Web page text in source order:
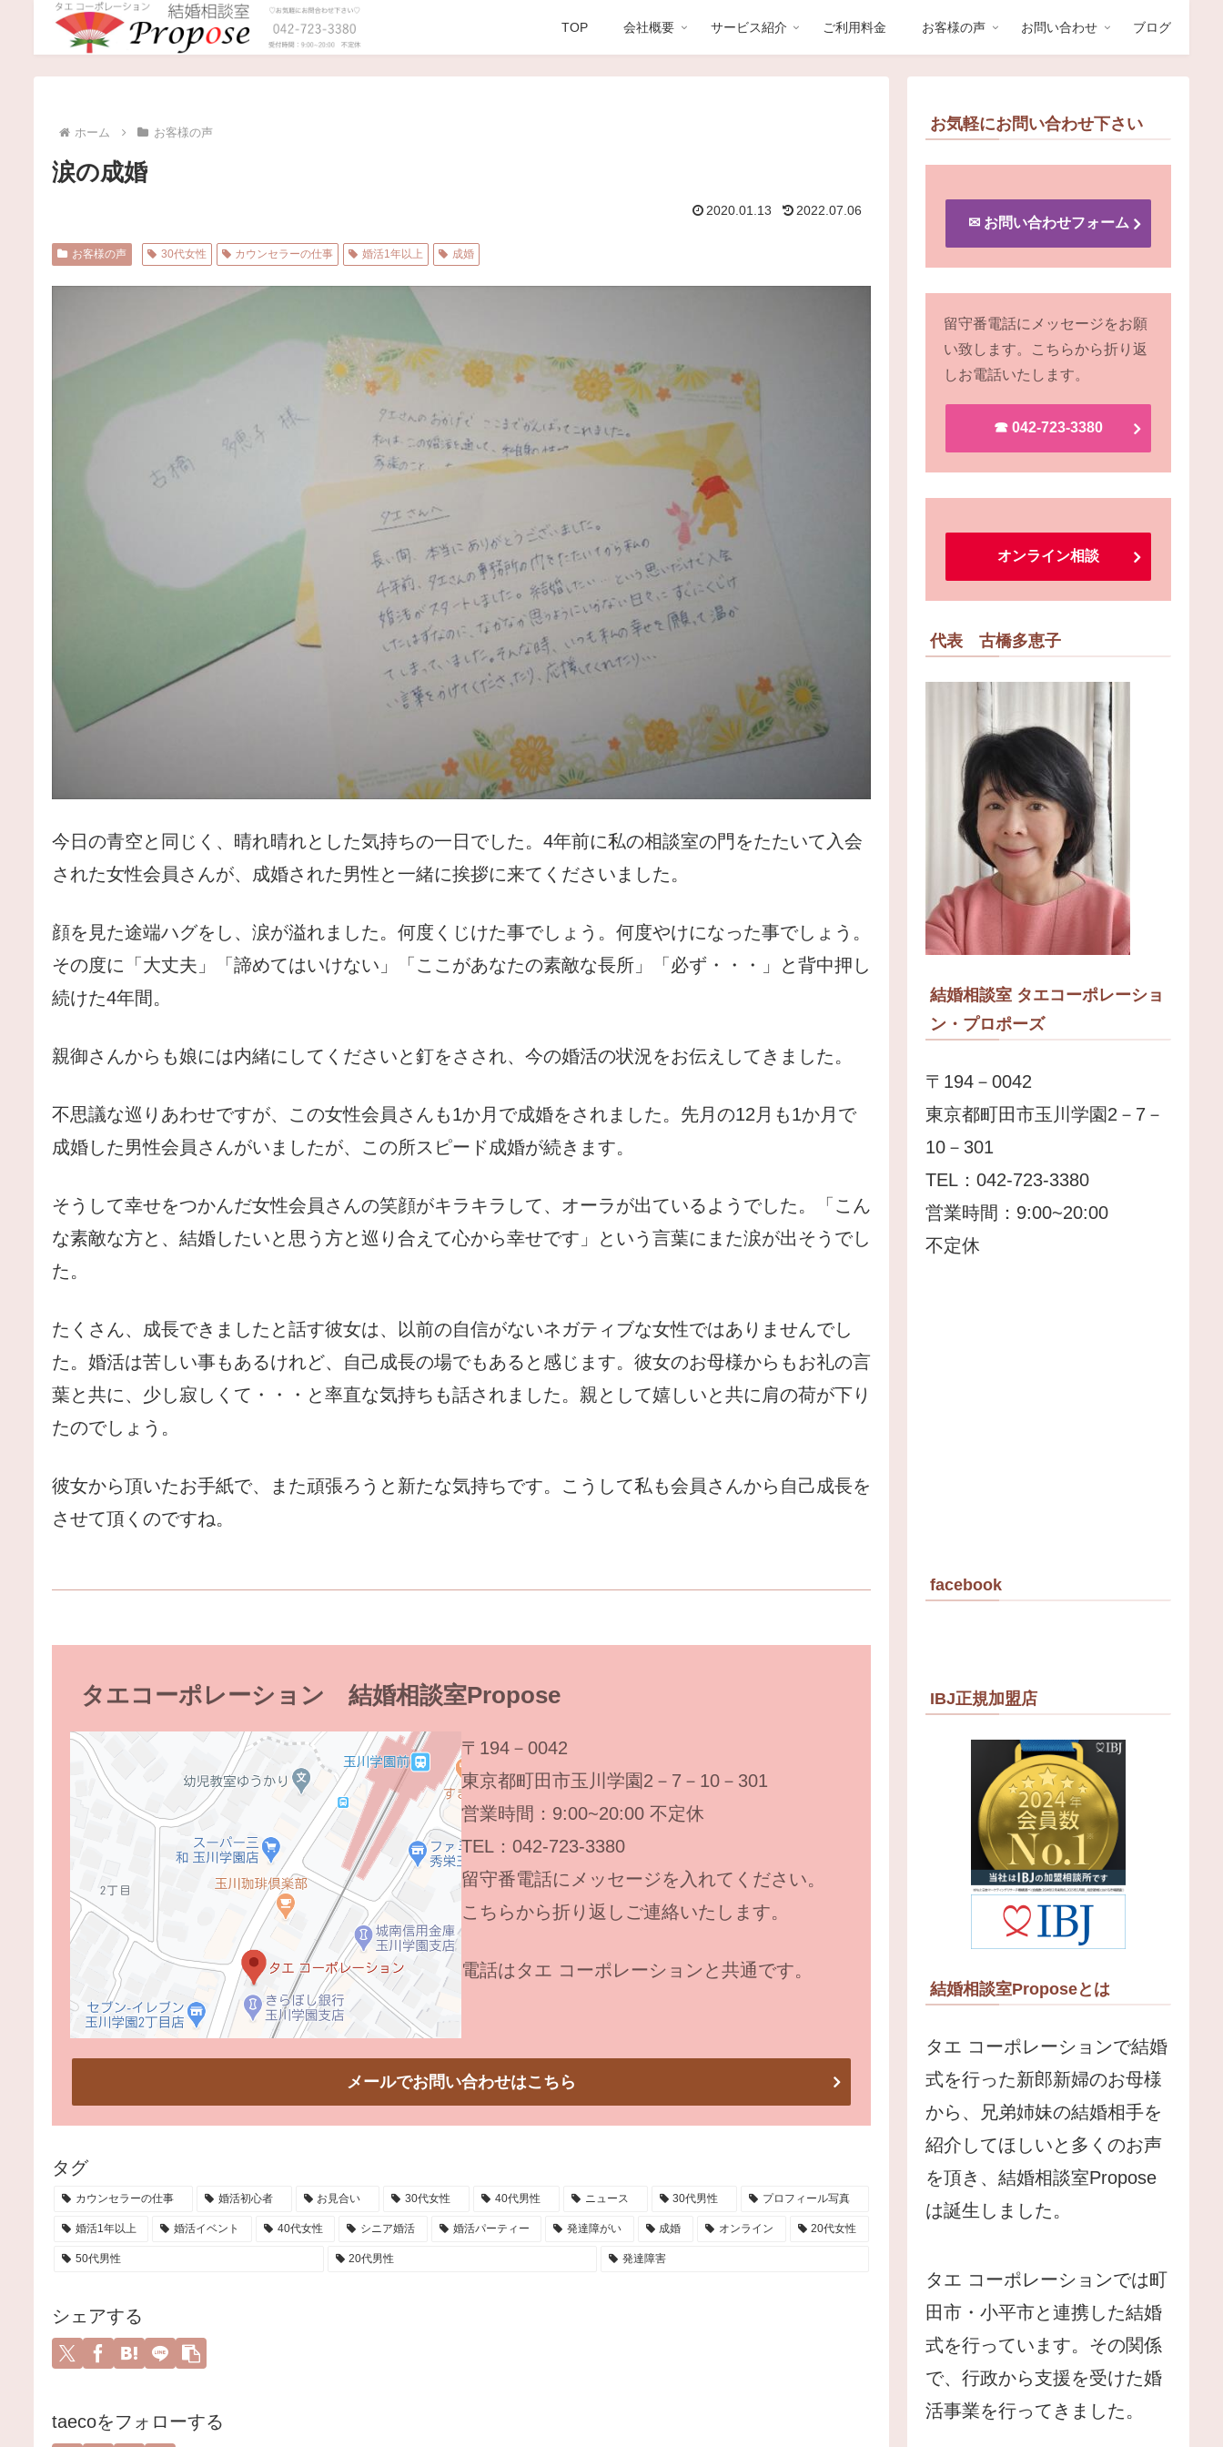
TOP 会社概要 サービス紹介 ご利用料金 お客様の声 お問い合わせ ブログ
ホーム お客様の声
涙の成婚
2020.01.13 2022.07.06
お客様の声 30代女性 カウンセラーの仕事 婚活1年以上 成婚
今日の青空と同じく、晴れ晴れとした気持ちの一日でした。4年前に私の相談室の門をたたいて入会
された女性会員さんが、成婚された男性と一緒に挨拶に来てくださいました。
顔を見た途端ハグをし、涙が溢れました。何度くじけた事でしょう。何度やけになった事でしょう。
その度に「大丈夫」「諦めてはいけない」「ここがあなたの素敵な長所」「必ず・・・」と背中押し
続けた4年間。
親御さんからも娘には内緒にしてくださいと釘をさされ、今の婚活の状況をお伝えしてきました。
不思議な巡りあわせですが、この女性会員さんも1か月で成婚をされました。先月の12月も1か月で
成婚した男性会員さんがいましたが、この所スピード成婚が続きます。
そうして幸せをつかんだ女性会員さんの笑顔がキラキラして、オーラが出ているようでした。「こん
な素敵な方と、結婚したいと思う方と巡り合えて心から幸せです」という言葉にまた涙が出そうでし
た。
たくさん、成長できましたと話す彼女は、以前の自信がないネガティブな女性ではありませんでし
た。婚活は苦しい事もあるけれど、自己成長の場でもあると感じます。彼女のお母様からもお礼の言
葉と共に、少し寂しくて・・・と率直な気持ちも話されました。親として嬉しいと共に肩の荷が下り
たのでしょう。
彼女から頂いたお手紙で、また頑張ろうと新たな気持ちです。こうして私も会員さんから自己成長を
させて頂くのですね。
タエコーポレーション 結婚相談室Propose
〒194－0042
東京都町田市玉川学園2－7－10－301
営業時間：9:00~20:00 不定休
TEL：042-723-3380
留守番電話にメッセージを入れてください。
こちらから折り返しご連絡いたします。
電話はタエ コーポレーションと共通です。
メールでお問い合わせはこちら
タグ
カウンセラーの仕事 婚活初心者 お見合い 30代女性 40代男性 ニュース 30代男性 プロフィール写真
婚活1年以上 婚活イベント 40代女性 シニア婚活 婚活パーティー 発達障がい 成婚 オンライン 20代女性
50代男性 20代男性 発達障害
シェアする
taecoをフォローする
お気軽にお問い合わせ下さい
✉︎ お問い合わせフォーム
留守番電話にメッセージをお願
い致します。こちらから折り返
しお電話いたします。
☎︎ 042-723-3380
オンライン相談
代表 古橋多恵子
結婚相談室 タエコーポレーショ
ン・プロポーズ
〒194－0042
東京都町田市玉川学園2－7－
10－301
TEL：042-723-3380
営業時間：9:00~20:00
不定休
facebook
IBJ正規加盟店
結婚相談室Proposeとは
タエ コーポレーションで結婚
式を行った新郎新婦のお母様
から、兄弟姉妹の結婚相手を
紹介してほしいと多くのお声
を頂き、結婚相談室Propose
は誕生しました。
タエ コーポレーションでは町
田市・小平市と連携した結婚
式を行っています。その関係
で、行政から支援を受けた婚
活事業を行ってきました。